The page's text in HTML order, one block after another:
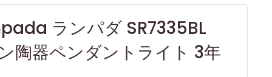
ランパダ SR7335BL
陶器ペンダントライト 3年